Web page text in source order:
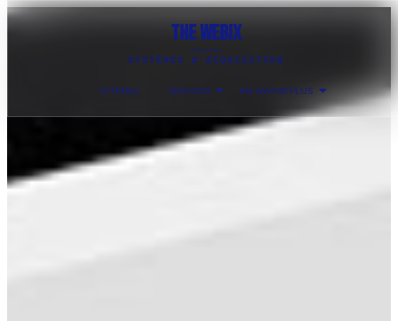
THE WEBIX
SYSTÈMES D'ACQUISITION
SYTÈMES SERVICES EN SAVOIR PLUS